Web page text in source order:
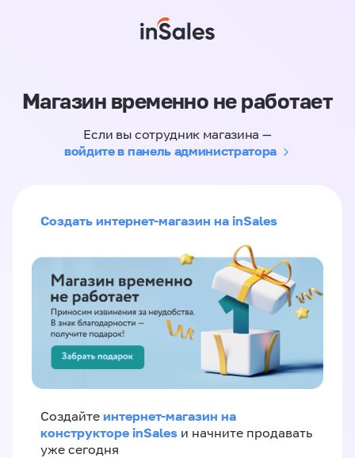
Магазин временно не работает
Если вы сотрудник магазина —
войдите в панель администратора
Создать интернет-магазин на inSales
Создайте интернет-магазин на
конструкторе inSales и начните продавать
уже сегодня